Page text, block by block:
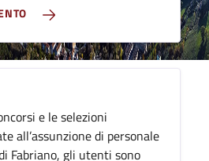
e le selezioni
all’assunzione di personale
Fabriano, gli utenti sono